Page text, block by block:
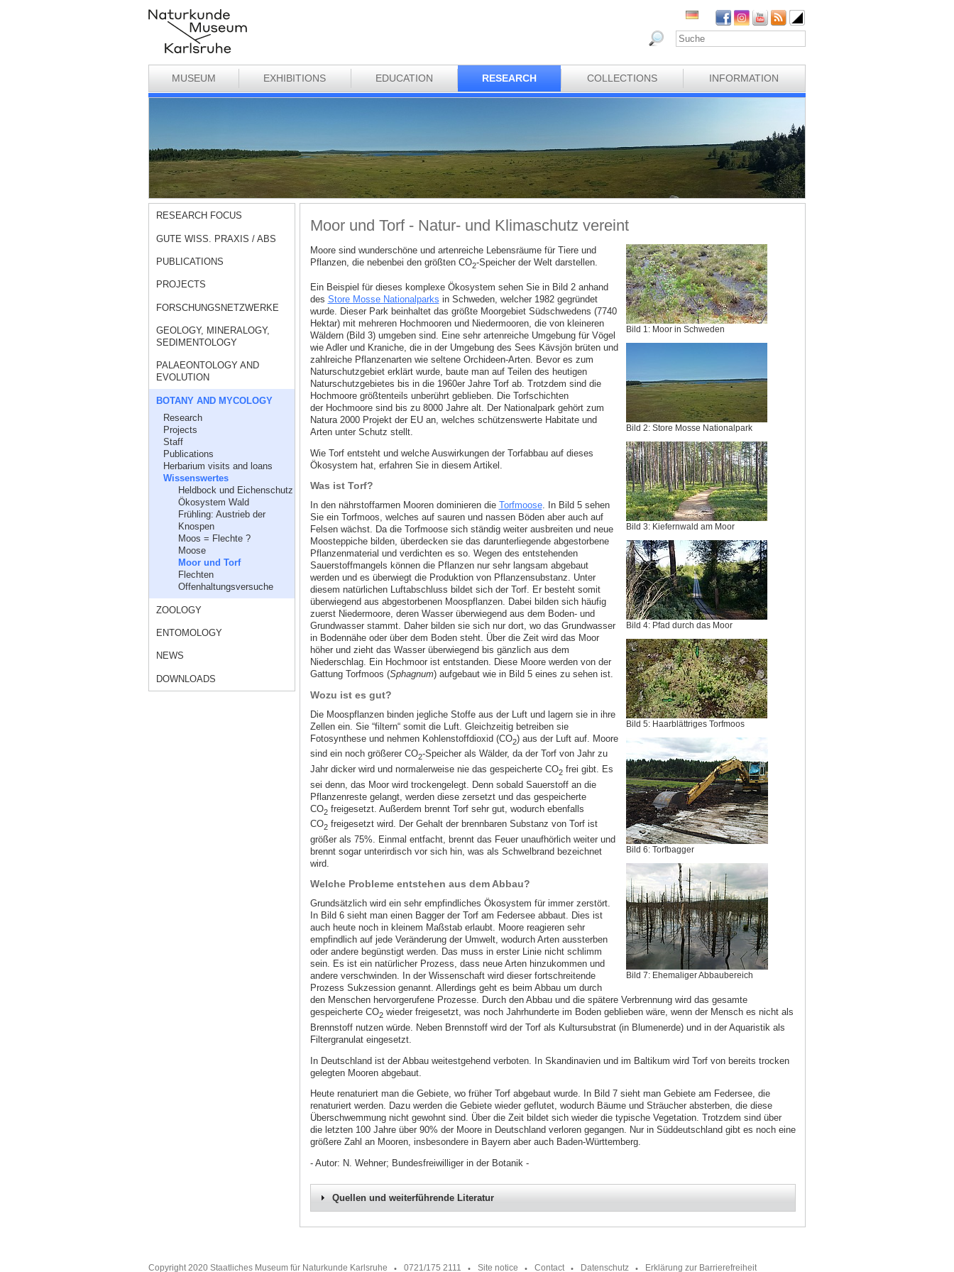
MUSEUM EXHIBITIONS EDUCATION RESEARCH COLLECTIONS INFORMATION
RESEARCH FOCUS
GUTE WISS. PRAXIS / ABS
PUBLICATIONS
PROJECTS
FORSCHUNGSNETZWERKE
GEOLOGY, MINERALOGY,
SEDIMENTOLOGY
PALAEONTOLOGY AND
EVOLUTION
BOTANY AND MYCOLOGY
Research
Projects
Staff
Publications
Herbarium visits and loans
Wissenswertes
Heldbock und Eichenschutz
Ökosystem Wald
Frühling: Austrieb der
Knospen
Moos = Flechte ?
Moose
Moor und Torf
Flechten
Offenhaltungsversuche
ZOOLOGY
ENTOMOLOGY
NEWS
DOWNLOADS
Moor und Torf - Natur- und Klimaschutz vereint
Bild 1: Moor in Schweden
Bild 2: Store Mosse Nationalpark
Bild 3: Kiefernwald am Moor
Bild 4: Pfad durch das Moor
Bild 5: Haarblättriges Torfmoos
Bild 6: Torfbagger
Bild 7: Ehemaliger Abbaubereich
Moore sind wunderschöne und artenreiche Lebensräume für Tiere und
Pflanzen, die nebenbei den größten CO2-Speicher der Welt darstellen.
Ein Beispiel für dieses komplexe Ökosystem sehen Sie in Bild 2 anhand
des Store Mosse Nationalparks in Schweden, welcher 1982 gegründet
wurde. Dieser Park beinhaltet das größte Moorgebiet Südschwedens (7740
Hektar) mit mehreren Hochmooren und Niedermooren, die von kleineren
Wäldern (Bild 3) umgeben sind. Eine sehr artenreiche Umgebung für Vögel
wie Adler und Kraniche, die in der Umgebung des Sees Kävsjön brüten und
zahlreiche Pflanzenarten wie seltene Orchideen-Arten. Bevor es zum
Naturschutzgebiet erklärt wurde, baute man auf Teilen des heutigen
Naturschutzgebietes bis in die 1960er Jahre Torf ab. Trotzdem sind die
Hochmoore größtenteils unberührt geblieben. Die Torfschichten
der Hochmoore sind bis zu 8000 Jahre alt. Der Nationalpark gehört zum
Natura 2000 Projekt der EU an, welches schützenswerte Habitate und
Arten unter Schutz stellt.
Wie Torf entsteht und welche Auswirkungen der Torfabbau auf dieses
Ökosystem hat, erfahren Sie in diesem Artikel.
Was ist Torf?
In den nährstoffarmen Mooren dominieren die Torfmoose. In Bild 5 sehen
Sie ein Torfmoos, welches auf sauren und nassen Böden aber auch auf
Felsen wächst. Da die Torfmoose sich ständig weiter ausbreiten und neue
Moosteppiche bilden, überdecken sie das darunterliegende abgestorbene
Pflanzenmaterial und verdichten es so. Wegen des entstehenden
Sauerstoffmangels können die Pflanzen nur sehr langsam abgebaut
werden und es überwiegt die Produktion von Pflanzensubstanz. Unter
diesem natürlichen Luftabschluss bildet sich der Torf. Er besteht somit
überwiegend aus abgestorbenen Moospflanzen. Dabei bilden sich häufig
zuerst Niedermoore, deren Wasser überwiegend aus dem Boden- und
Grundwasser stammt. Daher bilden sie sich nur dort, wo das Grundwasser
in Bodennähe oder über dem Boden steht. Über die Zeit wird das Moor
höher und zieht das Wasser überwiegend bis gänzlich aus dem
Niederschlag. Ein Hochmoor ist entstanden. Diese Moore werden von der
Gattung Torfmoos (Sphagnum) aufgebaut wie in Bild 5 eines zu sehen ist.
Wozu ist es gut?
Die Moospflanzen binden jegliche Stoffe aus der Luft und lagern sie in ihre
Zellen ein. Sie “filtern“ somit die Luft. Gleichzeitig betreiben sie
Fotosynthese und nehmen Kohlenstoffdioxid (CO2) aus der Luft auf. Moore
sind ein noch größerer CO2-Speicher als Wälder, da der Torf von Jahr zu
Jahr dicker wird und normalerweise nie das gespeicherte CO2frei gibt. Es
sei denn, das Moor wird trockengelegt. Denn sobald Sauerstoff an die
Pflanzenreste gelangt, werden diese zersetzt und das gespeicherte
CO2freigesetzt. Außerdem brennt Torf sehr gut, wodurch ebenfalls
CO2freigesetzt wird. Der Gehalt der brennbaren Substanz von Torf ist
größer als 75%. Einmal entfacht, brennt das Feuer unaufhörlich weiter und
brennt sogar unterirdisch vor sich hin, was als Schwelbrand bezeichnet
wird.
Welche Probleme entstehen aus dem Abbau?
Grundsätzlich wird ein sehr empfindliches Ökosystem für immer zerstört.
In Bild 6 sieht man einen Bagger der Torf am Federsee abbaut. Dies ist
auch heute noch in kleinem Maßstab erlaubt. Moore reagieren sehr
empfindlich auf jede Veränderung der Umwelt, wodurch Arten aussterben
oder andere begünstigt werden. Das muss in erster Linie nicht schlimm
sein. Es ist ein natürlicher Prozess, dass neue Arten hinzukommen und
andere verschwinden. In der Wissenschaft wird dieser fortschreitende
Prozess Sukzession genannt. Allerdings geht es beim Abbau um durch
den Menschen hervorgerufene Prozesse. Durch den Abbau und die spätere Verbrennung wird das gesamte
gespeicherte CO2wieder freigesetzt, was noch Jahrhunderte im Boden geblieben wäre, wenn der Mensch es nicht als
Brennstoff nutzen würde. Neben Brennstoff wird der Torf als Kultursubstrat (in Blumenerde) und in der Aquaristik als
Filtergranulat eingesetzt.
In Deutschland ist der Abbau weitestgehend verboten. In Skandinavien und im Baltikum wird Torf von bereits trocken
gelegten Mooren abgebaut.
Heute renaturiert man die Gebiete, wo früher Torf abgebaut wurde. In Bild 7 sieht man Gebiete am Federsee, die
renaturiert werden. Dazu werden die Gebiete wieder geflutet, wodurch Bäume und Sträucher absterben, die diese
Überschwemmung nicht gewohnt sind. Über die Zeit bildet sich wieder die typische Vegetation. Trotzdem sind über
die letzten 100 Jahre über 90% der Moore in Deutschland verloren gegangen. Nur in Süddeutschland gibt es noch eine
größere Zahl an Mooren, insbesondere in Bayern aber auch Baden-Württemberg.
- Autor: N. Wehner; Bundesfreiwilliger in der Botanik -
Quellen und weiterführende Literatur
Copyright 2020 Staatliches Museum für Naturkunde Karlsruhe 0721/175 2111 Site notice Contact Datenschutz Erklärung zur Barrierefreiheit